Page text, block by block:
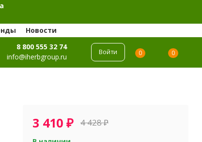
Новости
8 800 555 32 74
info@iherbgroup.ru
Войти 0 0
3 410 ₽ 4 428₽